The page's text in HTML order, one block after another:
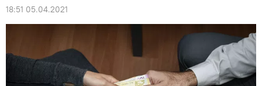
18:51 05.04.2021